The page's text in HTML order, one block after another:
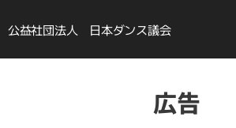
公益社団法人 日本ダンス議会
広告